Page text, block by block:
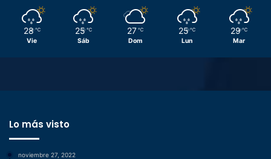
28 ℃
Vie
25 ℃
Sáb
27 ℃
Dom
25 ℃
Lun
29 ℃
Mar
Lo más visto
noviembre 27, 2022